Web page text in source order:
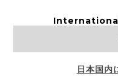
日本国内